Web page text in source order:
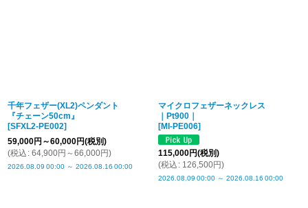
千年フェザー(XL2)ペンダント
『チェーン50cm』
[SFXL2-PE002]
59,000円 ～60,000円(税別)
(税込 : 64,900円 ～66,000円)
2026.08.09 00:00 ～ 2026.08.16 00:00
マイクロフェザーネックレス
｜Pt900｜
[MI-PE006]
115,000円(税別)
(税込 : 126,500円)
2026.08.09 00:00 ～ 2026.08.16 00:00